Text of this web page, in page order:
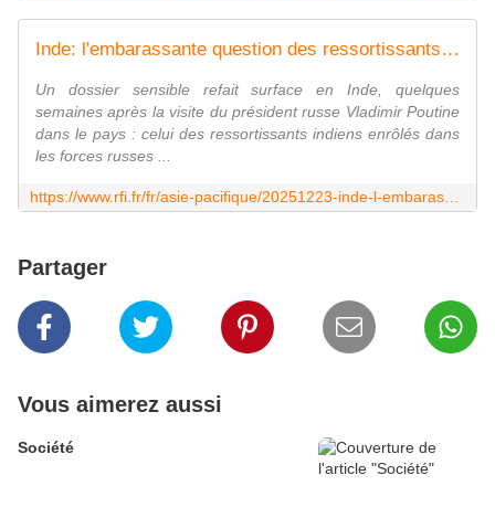
Inde: l'embarassante question des ressortissants enrôlés dans l'armée russe et morts en Ukraine
Un dossier sensible refait surface en Inde, quelques
semaines après la visite du président russe Vladimir Poutine
dans le pays : celui des ressortissants indiens enrôlés dans
les forces russes ...
Partager
Vous aimerez aussi
Société